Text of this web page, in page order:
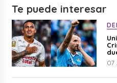
Te puede interesar
07